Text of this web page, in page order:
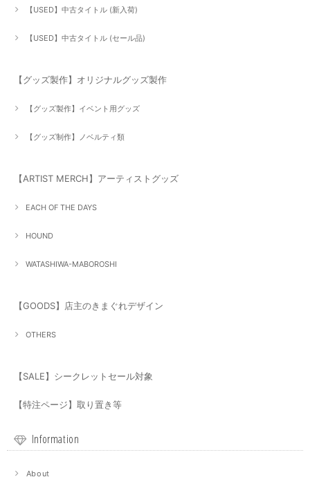
【USED】中古タイトル (新入荷)
【USED】中古タイトル (セール品)
【グッズ製作】オリジナルグッズ製作
【グッズ製作】イベント用グッズ
【グッズ制作】ノベルティ類
【ARTIST MERCH】アーティストグッズ
EACH OF THE DAYS
HOUND
WATASHIWA-MABOROSHI
【GOODS】店主のきまぐれデザイン
OTHERS
【SALE】シークレットセール対象
【特注ページ】取り置き等
Information
About